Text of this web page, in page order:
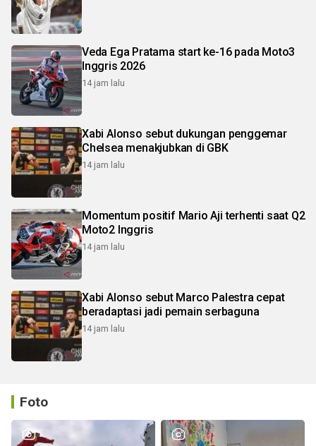
Veda Ega Pratama start ke-16 pada Moto3
Inggris 2026
14 jam lalu
Xabi Alonso sebut dukungan penggemar
Chelsea menakjubkan di GBK
14 jam lalu
Momentum positif Mario Aji terhenti saat Q2
Moto2 Inggris
14 jam lalu
Xabi Alonso sebut Marco Palestra cepat
beradaptasi jadi pemain serbaguna
14 jam lalu
Foto